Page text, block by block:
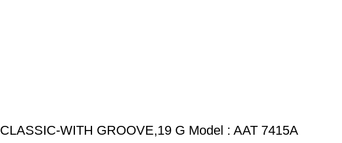
CLASSIC-WITH GROOVE,19 G Model : AAT 7415A